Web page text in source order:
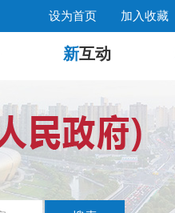
设为首页 加入收藏
新互动